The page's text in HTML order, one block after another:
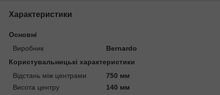
Характеристики
Основні
Виробник
Bernardo
Користувальницькі характеристики
Відстань між центрами
750 мм
Висота центру
140 мм